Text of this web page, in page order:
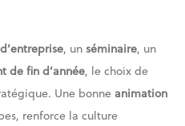
, unséminaire, un
de fin d’année, le choix de
Une bonne animation
renforce la culture